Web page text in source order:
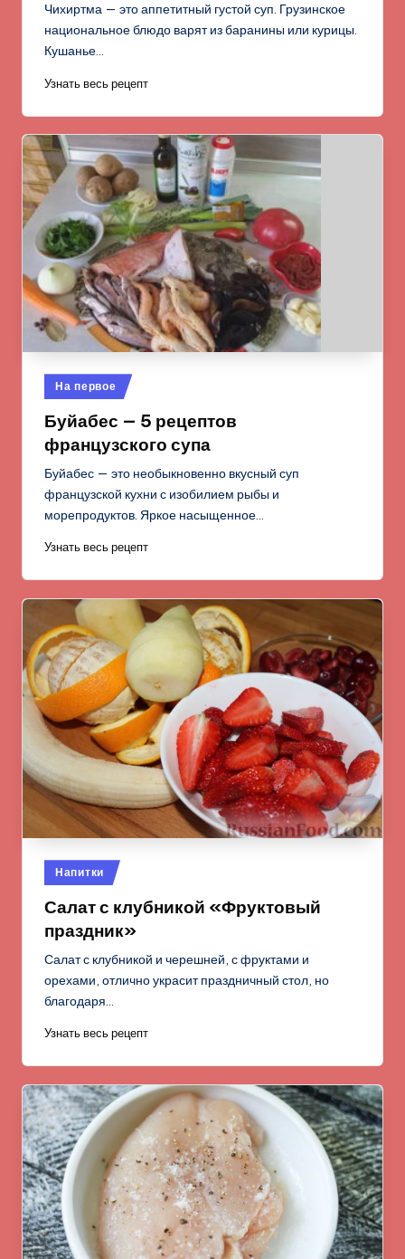
Чихиртма — это аппетитный густой суп. Грузинское
национальное блюдо варят из баранины или курицы.
Кушанье…
Узнать весь рецепт
Опубликовано
в
На первое
Буйабес — 5 рецептов
французского супа
Буйабес — это необыкновенно вкусный суп
французской кухни с изобилием рыбы и
морепродуктов. Яркое насыщенное…
Узнать весь рецепт
Опубликовано
в
Напитки
Салат с клубникой «Фруктовый
праздник»
Салат с клубникой и черешней, с фруктами и
орехами, отлично украсит праздничный стол, но
благодаря…
Узнать весь рецепт